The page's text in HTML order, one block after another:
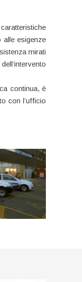
alle esigenze
mirati
continua, è
con l’ufficio